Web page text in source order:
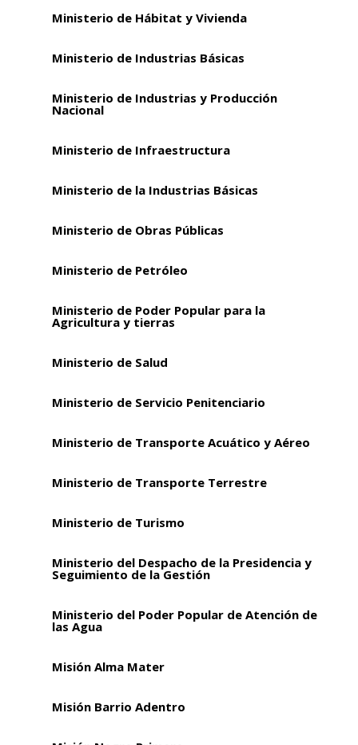
Ministerio de Hábitat y Vivienda
Ministerio de Industrias Básicas
Ministerio de Industrias y Producción
Nacional
Ministerio de Infraestructura
Ministerio de la Industrias Básicas
Ministerio de Obras Públicas
Ministerio de Petróleo
Ministerio de Poder Popular para la
Agricultura y tierras
Ministerio de Salud
Ministerio de Servicio Penitenciario
Ministerio de Transporte Acuático y Aéreo
Ministerio de Transporte Terrestre
Ministerio de Turismo
Ministerio del Despacho de la Presidencia y
Seguimiento de la Gestión
Ministerio del Poder Popular de Atención de
las Agua
Misión Alma Mater
Misión Barrio Adentro